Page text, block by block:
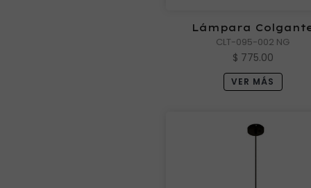
Lámpara
ANTIQUE II Negra
Luces
CLT-095-002 NG
$ 775.00
VER MÁS